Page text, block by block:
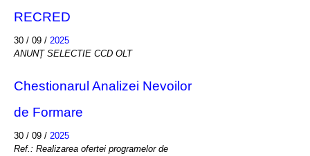
RECRED
30 / 09 / 2025
ANUNȚ SELECTIE CCD OLT
Chestionarul Analizei Nevoilor
de Formare
30 / 09 / 2025
Ref.: Realizarea ofertei programelor de